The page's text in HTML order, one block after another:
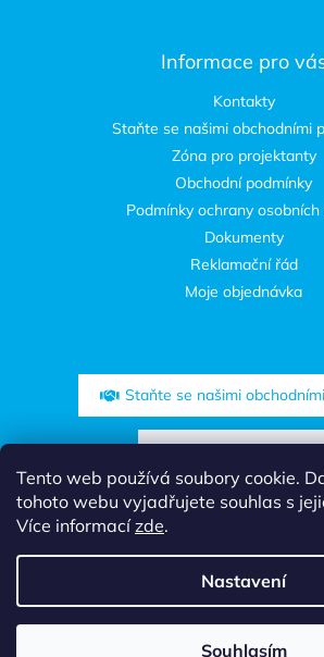
Tento web používá soubory cookie.
tohoto webu vyjadřujete souhlas s
Více informacízde.
Nastavení
Souhlasím
Využijte mimořádnou akci a objednejte si svojí
Informace pro
Kontakty
Staňte se našimi obchodními
Zóna pro projektanty
Obchodní podmínky
Podmínky ochrany osobních
Dokumenty
Reklamační řád
Moje objednávka
Staňte se našimi
Zóna pro
Vytvořil Shoptet
Aquatec CZ. Všechna